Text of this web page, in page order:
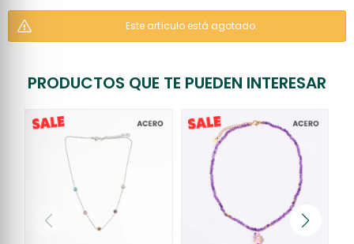
Este artículo está agotado.
PRODUCTOS QUE TE PUEDEN INTERESAR